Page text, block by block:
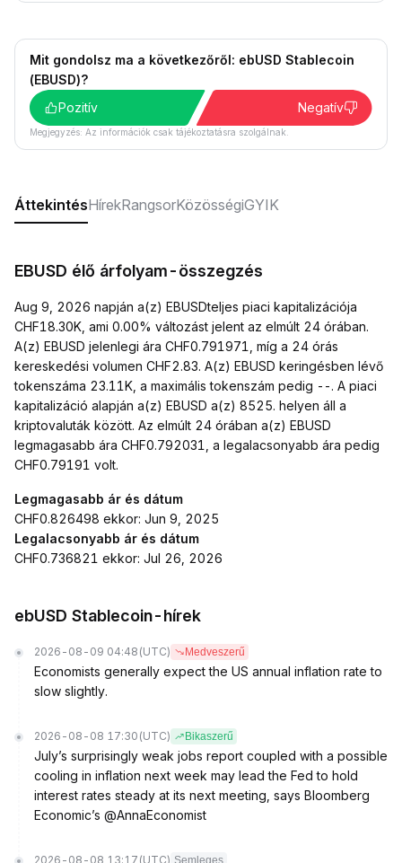
Mit gondolsz ma a következőről: ebUSD Stablecoin
(EBUSD)?
Pozitív
Negatív
Megjegyzés: Az információk csak tájékoztatásra szolgálnak.
ÁttekintésHírekRangsorKözösségiGYIK
EBUSD élő árfolyam-összegzés
Aug 9, 2026 napján a(z) EBUSDteljes piaci kapitalizációja
CHF18.30K, ami 0.00% változást jelent az elmúlt 24 órában.
A(z) EBUSD jelenlegi ára CHF0.791971, míg a 24 órás
kereskedési volumen CHF2.83. A(z) EBUSD keringésben lévő
tokenszáma 23.11K, a maximális tokenszám pedig --. A piaci
kapitalizáció alapján a(z) EBUSD a(z) 8525. helyen áll a
kriptovaluták között. Az elmúlt 24 órában a(z) EBUSD
legmagasabb ára CHF0.792031, a legalacsonyabb ára pedig
CHF0.79191 volt.
Legmagasabb ár és dátum
CHF0.826498 ekkor: Jun 9, 2025
Legalacsonyabb ár és dátum
CHF0.736821 ekkor: Jul 26, 2026
ebUSD Stablecoin-hírek
2026-08-09 04:48 (UTC) Medveszerű
Economists generally expect the US annual inflation rate to
slow slightly.
2026-08-08 17:30 (UTC) Bikaszerű
July’s surprisingly weak jobs report coupled with a possible
cooling in inflation next week may lead the Fed to hold
interest rates steady at its next meeting, says Bloomberg
Economic’s @AnnaEconomist
2026-08-08 13:17 (UTC) Semleges